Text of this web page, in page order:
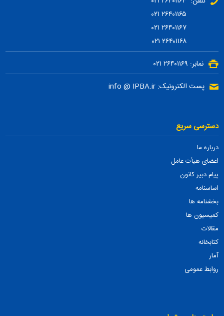
۲۶۴۰۱۱۶۷ ۰۲۱
۲۶۴۰۱۱۶۸ ۰۲۱
نمابر: ۲۶۴۰۱۱۶۹ ۰۲۱
پست الکترونیک: info @ IPBA.ir
دسترسی سریع
درباره ما
اعضای هیأت عامل
پیام دبیر کانون
اساسنامه
بخشنامه ها
کمیسیون ها
مقالات
کتابخانه
آمار
روابط عمومی